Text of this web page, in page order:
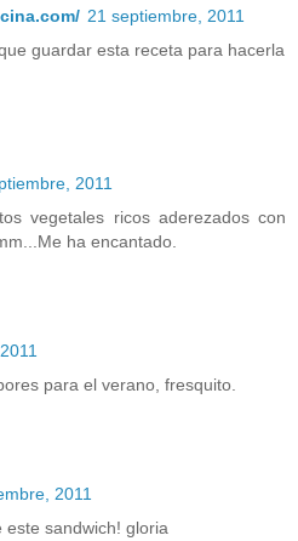
21 septiembre, 2011
guardar esta receta para hacerla
2011
vegetales ricos aderezados con
ha encantado.
para el verano, fresquito.
2011
este sandwich! gloria